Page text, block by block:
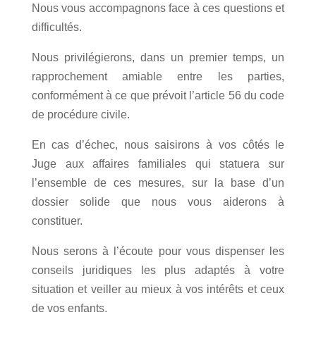
Nous vous accompagnons face à ces questions et
difficultés.
Nous privilégierons, dans un premier temps, un
rapprochement amiable entre les parties,
conformément à ce que prévoit l’article 56 du code
de procédure civile.
En cas d’échec, nous saisirons à vos côtés le
Juge aux affaires familiales qui statuera sur
l’ensemble de ces mesures, sur la base d’un
dossier solide que nous vous aiderons à
constituer.
Nous serons à l’écoute pour vous dispenser les
conseils juridiques les plus adaptés à votre
situation et veiller au mieux à vos intérêts et ceux
de vos enfants.